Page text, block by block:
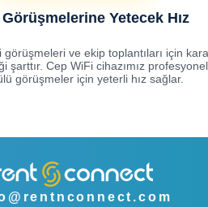
Yetecek Hız
ve ekip toplantıları için
şarttır. Cep WiFi cihazımız profesyonel
görüşmeler için yeterli hız sağlar.